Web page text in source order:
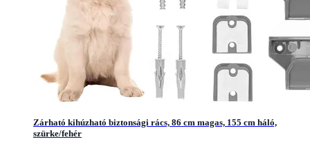
Zárható kihúzható biztonsági rács, 86 cm magas, 155 cm háló,
szürke/fehér